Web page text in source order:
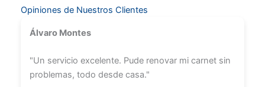
Opiniones de Nuestros Clientes
Álvaro Montes
"Un servicio excelente. Pude renovar mi carnet sin
problemas, todo desde casa."